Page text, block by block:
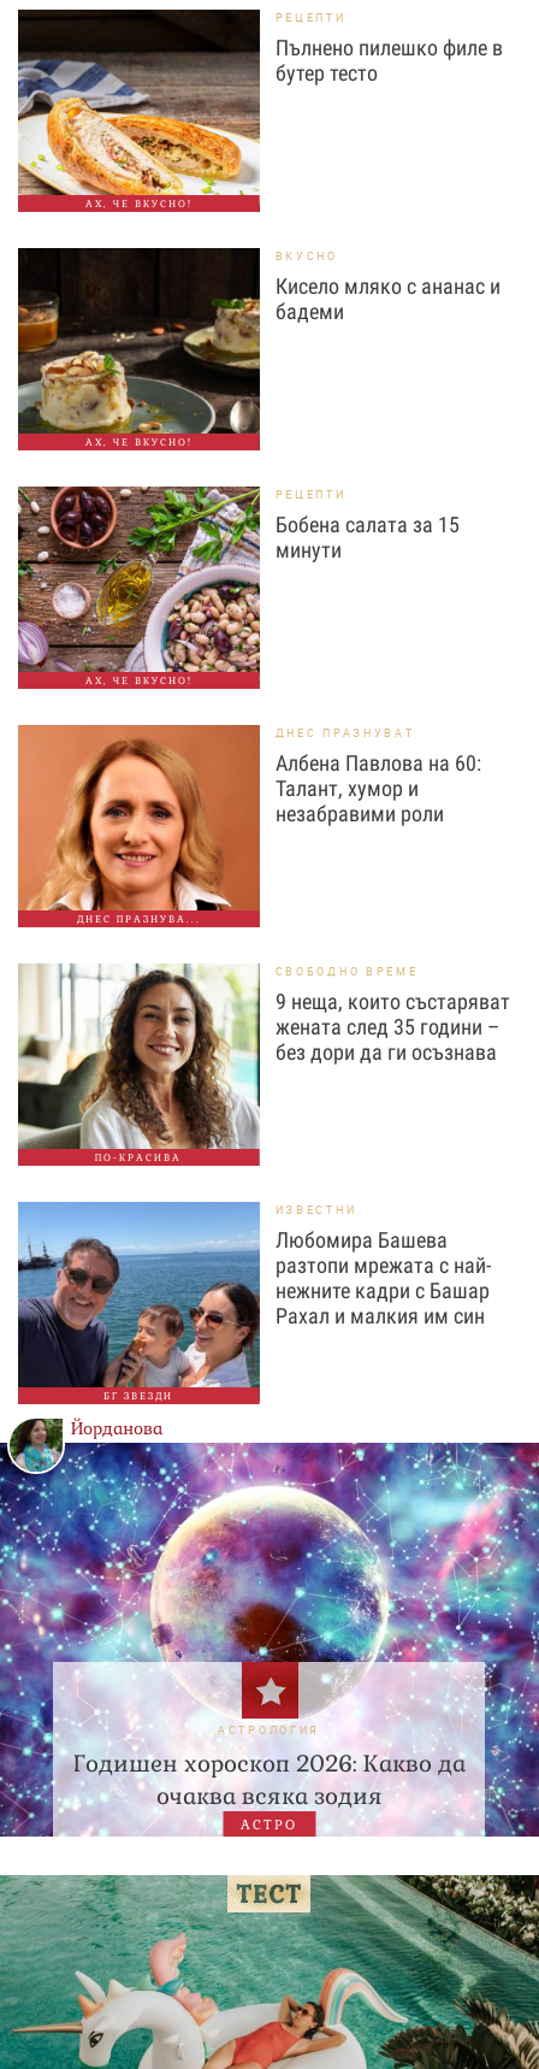
АХ, ЧЕ ВКУСНО!
РЕЦЕПТИ
Пълнено пилешко филе в
бутер тесто
АХ, ЧЕ ВКУСНО!
ВКУСНО
Кисело мляко с ананас и
бадеми
АХ, ЧЕ ВКУСНО!
РЕЦЕПТИ
Бобена салата за 15
минути
ДНЕС ПРАЗНУВА...
ДНЕС ПРАЗНУВАТ
Албена Павлова на 60:
Талант, хумор и
незабравими роли
ПО-КРАСИВА
СВОБОДНО ВРЕМЕ
9 неща, които състаряват
жената след 35 години –
без дори да ги осъзнава
БГ ЗВЕЗДИ
ИЗВЕСТНИ
Любомира Башева
разтопи мрежата с най-
нежните кадри с Башар
Рахал и малкия им син
Йорданова
АСТРОЛОГИЯ
Годишен хороскоп 2026: Какво да
очаква всяка зодия
АСТРО